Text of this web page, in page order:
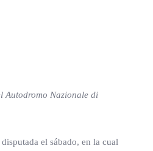
Autodromo Nazionale di
el sábado, en la cual